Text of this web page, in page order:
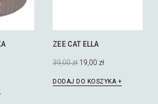
zł.
produkt
ZEE CAT ELLA
39,00zł Pierwotna
cena
39,00 zł.
19,00 złAktualna
19,00 zł.
DODAJ DO KOSZYKA